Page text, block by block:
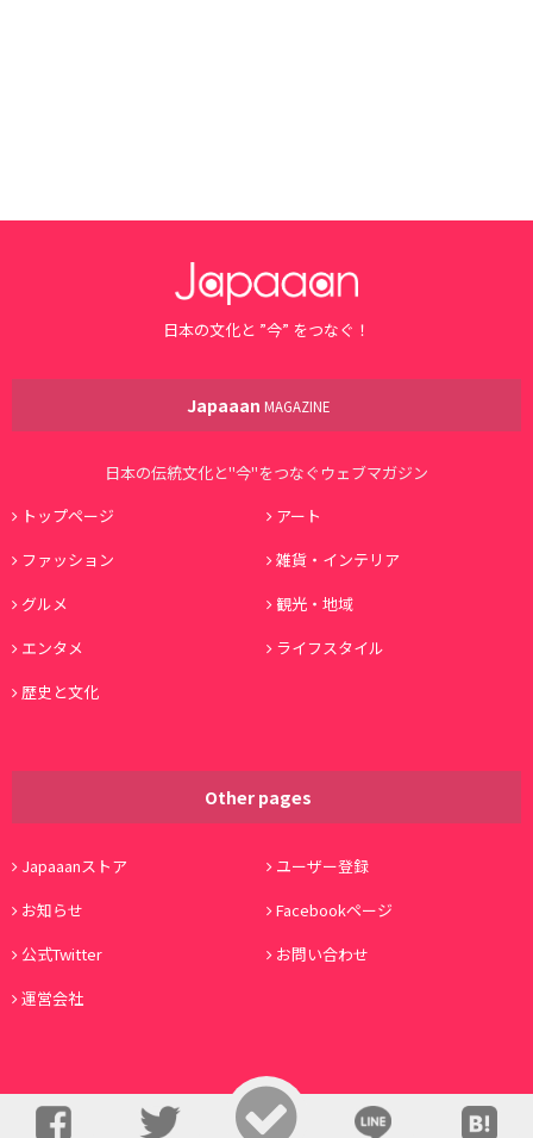
日本の文化と ”今” をつなぐ！
Japaaan MAGAZINE
日本の伝統文化と"今"をつなぐウェブマガジン
トップページ
アート
ファッション
雑貨・インテリア
グルメ
観光・地域
エンタメ
ライフスタイル
歴史と文化
Other pages
Japaaanストア
ユーザー登録
お知らせ
Facebookページ
公式Twitter
お問い合わせ
運営会社
© Copyright 2016, Japaaan All Rights Reserved. 運営: 株式会社ワノコト